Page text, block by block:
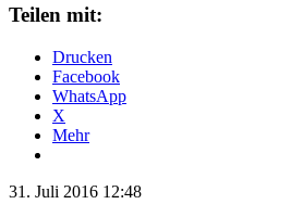
Teilen mit:
Drucken
Facebook
WhatsApp
X
Mehr
31. Juli 2016 12:48